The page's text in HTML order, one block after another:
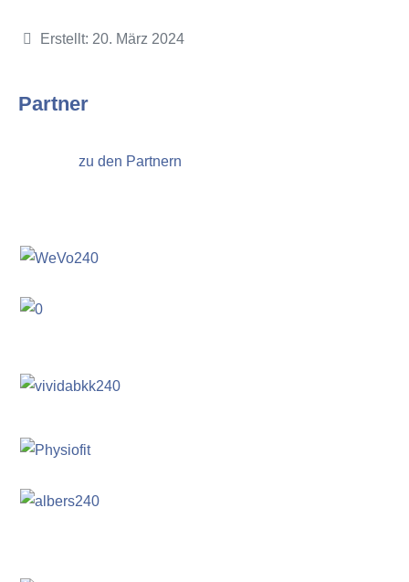
Partner
zu den Partnern
Details
Erstellt: 20. März 2024